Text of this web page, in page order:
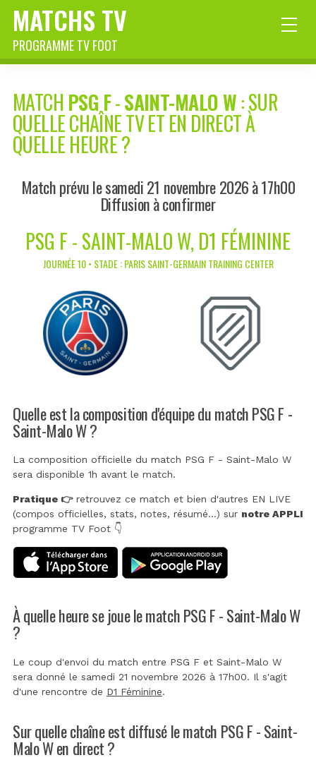
MATCHS TV
PROGRAMME TV FOOT
MATCH PSG F-SAINT-MALO W: SUR
QUELLE CHAÎNE TV ET EN DIRECT À
QUELLE HEURE ?
Match prévu le samedi 21 novembre 2026 à 17h00
Diffusion à confirmer
PSG F - SAINT-MALO W, D1 FÉMININE
JOURNÉE 10 • STADE : PARIS SAINT-GERMAIN TRAINING CENTER
Quelle est la composition d'équipe du match PSG F -
Saint-Malo W ?
La composition officielle du match PSG F - Saint-Malo W
sera disponible 1h avant le match.
Pratique 👉retrouvez ce match et bien d'autres EN LIVE
(compos officielles, stats, notes, résumé...) sur notre APPLI
programme TV Foot 👇
À quelle heure se joue le match PSG F - Saint-Malo W
?
Le coup d'envoi du match entre PSG F et Saint-Malo W
sera donné le samedi 21 novembre 2026 à 17h00. Il s'agit
d'une rencontre de D1 Féminine.
Sur quelle chaîne est diffusé le match PSG F - Saint-
Malo W en direct ?